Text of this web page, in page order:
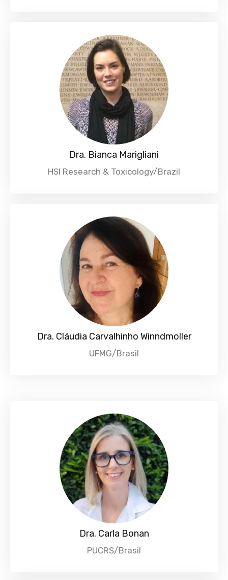
Dra. Bianca Marigliani
HSI Research & Toxicology/Brazil
Dra. Cláudia Carvalhinho Winndmoller
UFMG/Brasil
Dra. Carla Bonan
PUCRS/Brasil